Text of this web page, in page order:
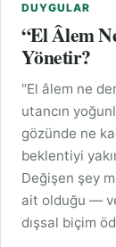
DUYGULAR
“El Âlem
Yönetir?
"El âlem ne
utancın
gözünde ne
beklentiyi
Değişen şey
ait olduğu —
dışsal biçim